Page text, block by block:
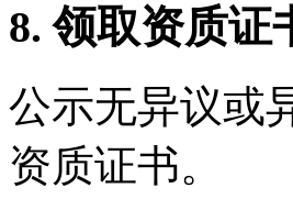
8. 领取资质证
公示无异议或
资质证书。